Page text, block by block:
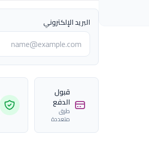
البريد الإلكتروني
قبول
الدفع
طرق
متعددة